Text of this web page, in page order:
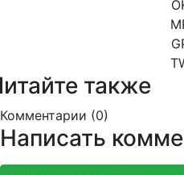
также
Комментарии (0)
Написать